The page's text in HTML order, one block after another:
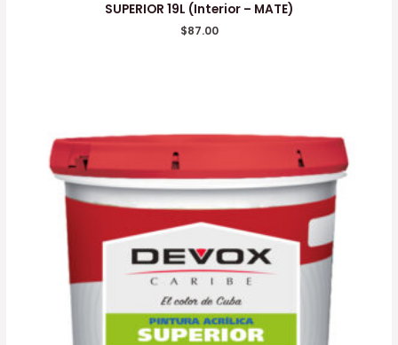
SUPERIOR 19L (Interior – MATE)
$87.00